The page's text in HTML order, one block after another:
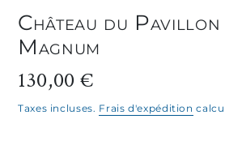
Château du
Magnum
Prix
130,00 €
Taxes incluses. Frais d'expédition